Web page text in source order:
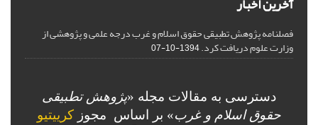
فصلنامه پژوهش تطبیقی حقوق اسلام و غرب درجه علمی و پژوهشی از
وزارت علوم دریافت کرد.1394-10-07
دسترسی به مقالات مجله «پژوهش تطبیقی
حقوق اسلام و غرب» بر اساس مجوز کرییتیو